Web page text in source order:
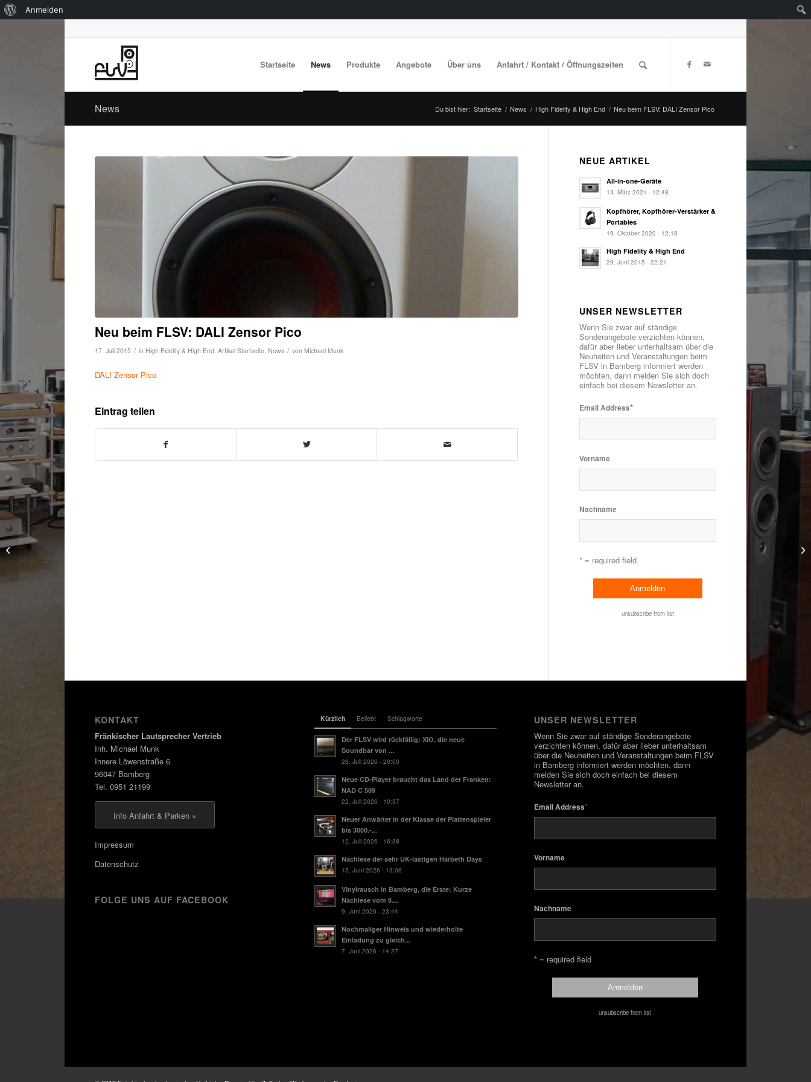
Über
Anmelden
Startseite News Produkte Angebote Über uns Anfahrt / Kontakt / Öffnungszeiten
News Du bist hier: Startseite / News / High Fidelity & High End / Neu beim FLSV: DALI Zensor Pico
Neu beim FLSV: DALI Zensor Pico
17. Juli 2015 / in High Fidelity & High End Artikel Startseite News / von Michael Munk
DALI Zensor Pico
Eintrag teilen
NEUE ARTIKEL
All-in-one-Geräte
13. März 2021 - 12:48
Kopfhörer, Kopfhörer-Verstärker &
Portables
19. Oktober 2020 - 12:16
High Fidelity & High End
29. Juni 2015 - 22:21
UNSER NEWSLETTER
Wenn Sie zwar auf ständige
Sonderangebote verzichten können,
dafür aber lieber unterhaltsam über die
Neuheiten und Veranstaltungen beim
FLSV in Bamberg informiert werden
möchten, dann melden Sie sich doch
einfach bei diesem Newsletter an.
Email Address*
Vorname
Nachname
* = required field
unsubscribe from list
KONTAKT
Fränkischer Lautsprecher Vertrieb
Inh. Michael Munk
Innere Löwenstraße 6
96047 Bamberg
Tel. 0951 21199
Info Anfahrt & Parken »
Impressum
Datenschutz
FOLGE UNS AUF FACEBOOK
Kürzlich Beliebt Schlagworte
Der FLSV wird rückfällig: XIO, die neue
Soundbar von ...
28. Juli 2026 - 20:00
Neue CD-Player braucht das Land der Franken:
NAD C 589
22. Juli 2026 - 10:37
Neuer Anwärter in der Klasse der Plattenspieler
bis 3000.-...
12. Juli 2026 - 16:38
Nachlese der sehr UK-lastigen Harbeth Days
15. Juni 2026 - 13:06
Vinylrausch in Bamberg, die Erste: Kurze
Nachlese vom 8....
9. Juni 2026 - 23:44
Nochmaliger Hinweis und wiederholte
Einladung zu gleich...
7. Juni 2026 - 14:27
UNSER NEWSLETTER
Wenn Sie zwar auf ständige Sonderangebote
verzichten können, dafür aber lieber unterhaltsam
über die Neuheiten und Veranstaltungen beim FLSV
in Bamberg informiert werden möchten, dann
melden Sie sich doch einfach bei diesem
Newsletter an.
Email Address*
Vorname
Nachname
* = required field
unsubscribe from list
Sonoro Stereo
Sonderfarbe
mattschwarz